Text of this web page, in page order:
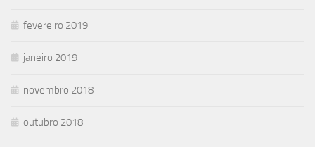
fevereiro 2019
janeiro 2019
novembro 2018
outubro 2018